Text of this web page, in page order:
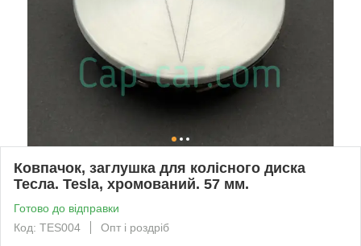
Ковпачок, заглушка для колісного диска
Тесла. Tesla, хромований. 57 мм.
Готово до відправки
Код: TES004
Опт і роздріб